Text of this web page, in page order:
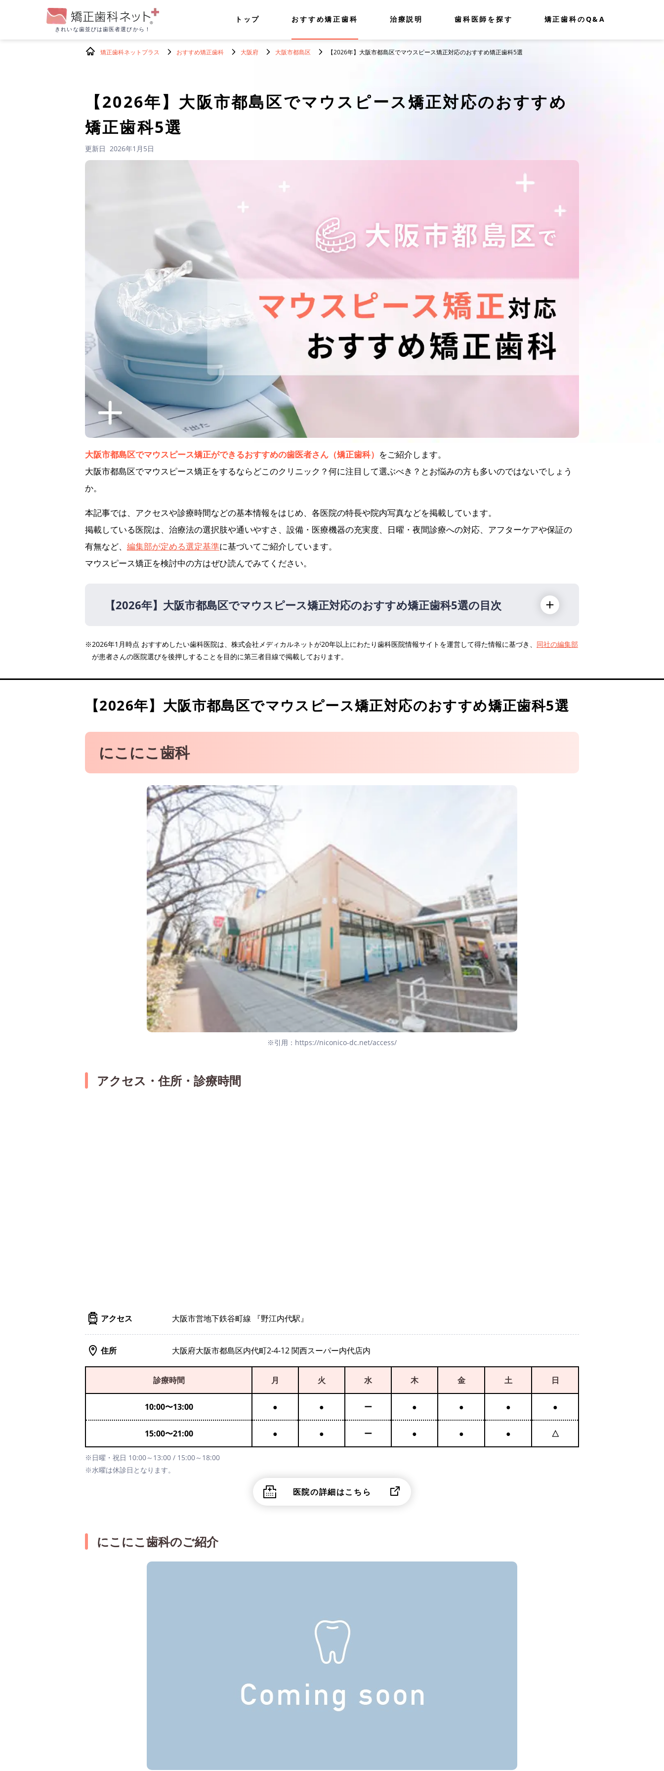
きれいな歯並びは歯医者選びから！
トップ おすすめ矯正歯科 治療説明 歯科医師を探す 矯正歯科のQ&A
矯正歯科ネットプラス おすすめ矯正歯科 大阪府 大阪市都島区 【2026年】大阪市都島区でマウスピース矯正対応のおすすめ矯正歯科5選
【2026年】 大阪市都島区でマウスピース矯正対応のおすすめ
矯正歯科5選
更新日 2026年1月5日
大阪市都島区でマウスピース矯正ができるおすすめの歯医者さん（矯正歯科） をご紹介します。
大阪市都島区でマウスピース矯正をするならどこのクリニック？何に注目して選ぶべき？とお悩みの方も多いのではないでしょう
か。
本記事では、アクセスや診療時間などの基本情報をはじめ、各医院の特長や院内写真などを掲載しています。
掲載している医院は、治療法の選択肢や通いやすさ、設備・医療機器の充実度、日曜・夜間診療への対応、アフターケアや保証の
有無など、 編集部が定める選定基準に基づいてご紹介しています。
マウスピース矯正を検討中の方はぜひ読んでみてください。
【2026年】 大阪市都島区でマウスピース矯正対応のおすすめ矯正歯科5選の目次
にこにこ歯科
医療法人優俊会 みやけ歯科医院
医療法人英信会 あいはら歯科・矯正歯科
医療法人 artistic dental clinic (アーティスティックデンタルクリニック)
都島総合歯科診療所
※2026年1月時点 おすすめしたい歯科医院は、株式会社メディカルネットが20年以上にわたり歯科医院情報サイトを運営して得た情報に基づき、 同社の編集部
が患者さんの医院選びを後押しすることを目的に第三者目線で掲載しております。
【2026年】 大阪市都島区でマウスピース矯正対応のおすすめ矯正歯科5選
にこにこ歯科
※引用：https://niconico-dc.net/access/
アクセス・住所・診療時間
アクセス 大阪市営地下鉄谷町線 『野江内代駅』
住所 大阪府大阪市都島区内代町2-4-12 関西スーパー内代店内
診療時間 月 火 水 木 金 土 日
10:00〜13:00 ● ● ー ● ● ● ●
15:00〜21:00 ● ● ー ● ● ● △
※日曜・祝日 10:00～13:00 / 15:00～18:00
※水曜は休診日となります。
医院の詳細はこちら
にこにこ歯科のご紹介